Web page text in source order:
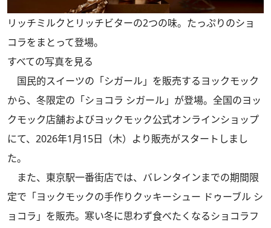
リッチミルクとリッチビターの2つの味。たっぷりのショ
コラをまとって登場。
すべての写真を見る
国民的スイーツの「シガール」を販売するヨックモック
から、冬限定の「ショコラ シガール」が登場。全国のヨッ
クモック店舗およびヨックモック公式オンラインショップ
にて、2026年1月15日（木）より販売がスタートしまし
た。
また、東京駅一番街店では、バレンタインまでの期間限
定で「ヨックモックの手作りクッキーシュー ドゥーブル シ
ョコラ」を販売。寒い冬に思わず食べたくなるショコラフ